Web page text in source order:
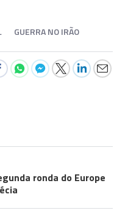
GUERRA NO IRÃO
ronda do Europe